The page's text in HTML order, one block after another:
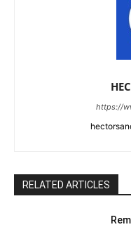
https://
RELATED ARTICLES